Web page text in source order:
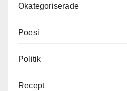
Okategoriserade
Poesi
Politik
Recept